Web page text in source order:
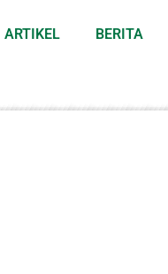
ARTIKEL BERITA